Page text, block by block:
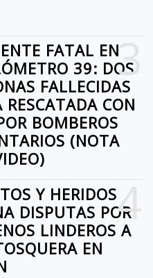
3
FATAL EN
39: DOS
FALLECIDAS
RESCATADA CON
BOMBEROS
(NOTA
4
Y HERIDOS
DISPUTAS POR
LINDEROS A
EN